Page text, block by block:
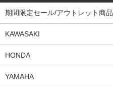
期間限定セール/アウトレット商品
KAWASAKI
HONDA
YAMAHA